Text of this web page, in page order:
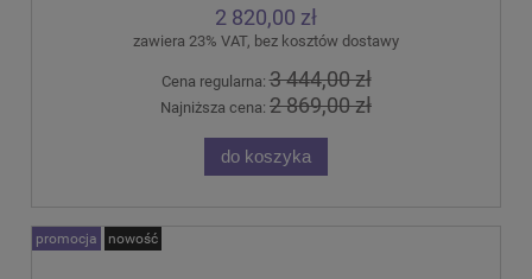
2 820,00 zł
zawiera 23% VAT, bez kosztów dostawy
Cena regularna:3 444,00 zł
Najniższa cena: 2 869,00 zł
do koszyka
promocja nowość